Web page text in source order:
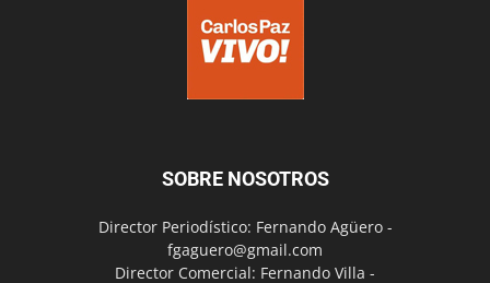
SOBRE NOSOTROS
Director Periodístico: Fernando Agüero -
fgaguero@gmail.com
Director Comercial: Fernando Villa -